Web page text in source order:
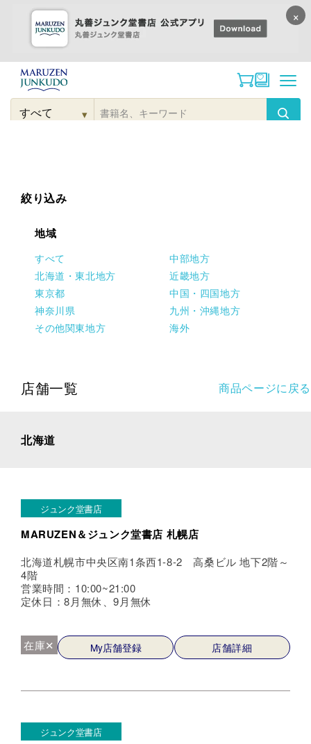
コンテンツに
進む
検
▾
絞り込み
地域
すべて
北海道・東北地方
東京都
神奈川県
その他関東地方
中部地方
近畿地方
中国・四国地方
九州・沖縄地方
海外
店舗一覧 商品ページに戻る
北海道
ジュンク堂書店
MARUZEN＆ジュンク堂書店 札幌店
北海道札幌市中央区南1条西1-8-2 高桑ビル 地下2階～
4階
営業時間：10:00~21:00
定休日：8月無休、9月無休
在庫✕ My店舗登録 店舗詳細
ジュンク堂書店
×